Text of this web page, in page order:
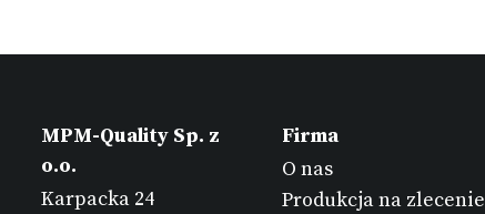
MPM-Quality Sp. z
o.o.
Karpacka 24
Firma
O nas
Produkcja na zlecenie